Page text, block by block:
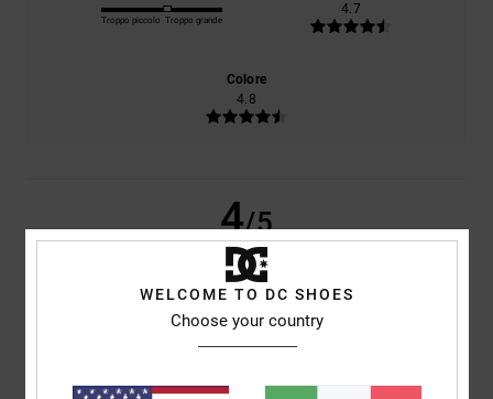
Troppo piccolo Troppo grande
4.7
Colore
4.8
4/5
6. febbraio 2026
Rapporto qualità-prezzo: 5 Taglia
Consiglio questo prodotto
WELCOME TO DC SHOES
Choose your country